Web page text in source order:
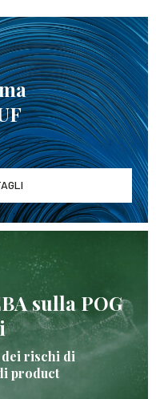
sulla POG
dei rischi di
product